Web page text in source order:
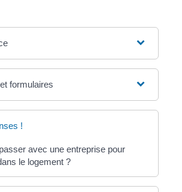
formulaires
!
avec une entreprise pour
le logement ?